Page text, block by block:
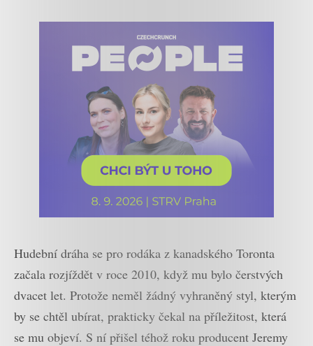
Hudební dráha se pro rodáka z kanadského Toronta
začala rozjíždět v roce 2010, když mu bylo čerstvých
dvacet let. Protože neměl žádný vyhraněný styl, kterým
by se chtěl ubírat, prakticky čekal na příležitost, která
se mu objeví. S ní přišel téhož roku producent Jeremy